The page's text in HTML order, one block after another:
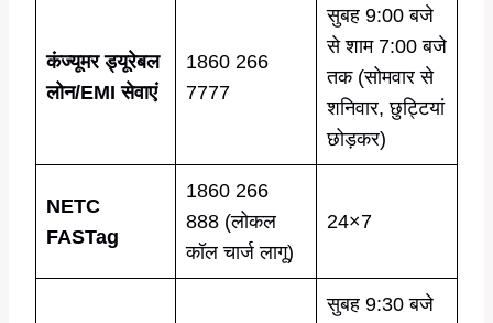
कंज्यूमर ड्यूरेबल
लोन/EMI सेवाएं
1860 266
7777
सुबह 9:00 बजे
से शाम 7:00 बजे
तक (सोमवार से
शनिवार, छुट्टियां
छोड़कर)
NETC
FASTag
1860 266
888 (लोकल
कॉल चार्ज लागू)
24×7
सुबह 9:30 बजे